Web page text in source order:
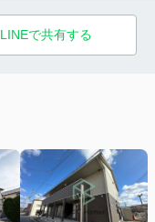
LINEで共有する